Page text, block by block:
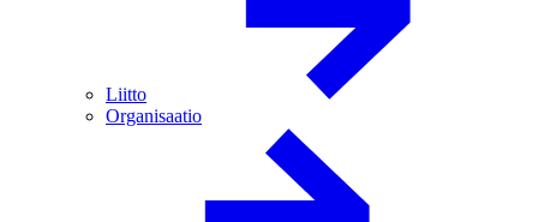
Liitto
Organisaatio